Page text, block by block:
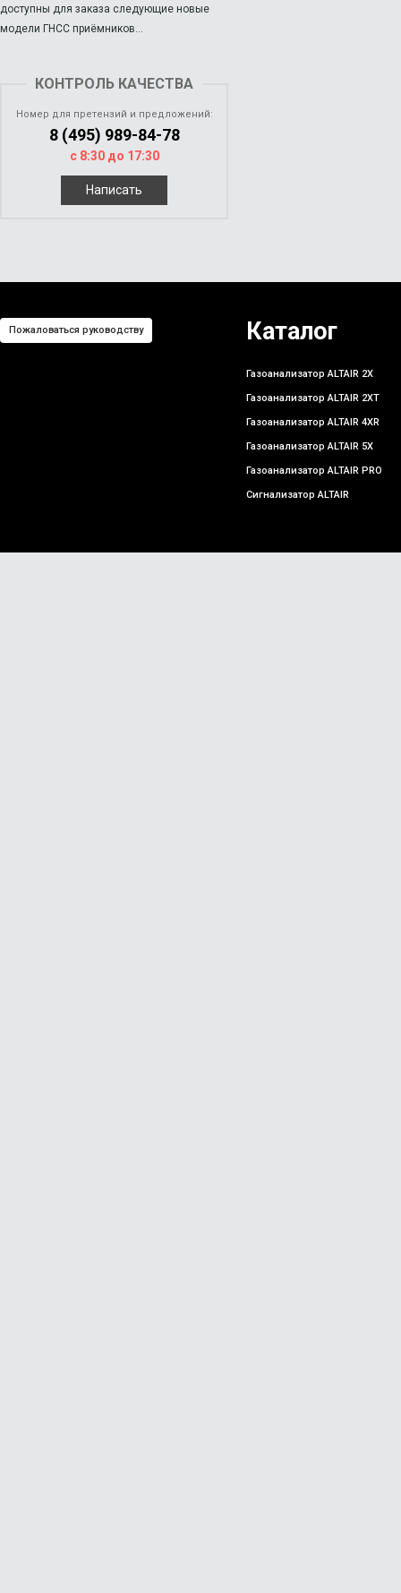
доступны для заказа следующие новые
модели ГНСС приёмников...
КОНТРОЛЬ КАЧЕСТВА
Номер для претензий и предложений:
8 (495) 989-84-78
с 8:30 до 17:30
Написать
Пожаловаться руководству Каталог
Газоанализатор ALTAIR 2X
Газоанализатор ALTAIR 2XT
Газоанализатор ALTAIR 4XR
Газоанализатор ALTAIR 5X
Газоанализатор ALTAIR PRO
Сигнализатор ALTAIR